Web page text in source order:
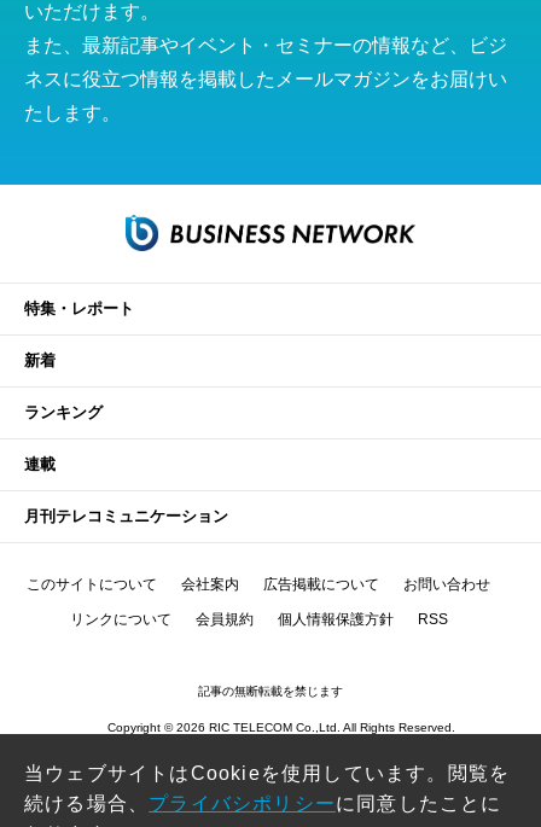
いただけます。
また、最新記事やイベント・セミナーの情報など、ビジ
ネスに役立つ情報を掲載したメールマガジンをお届けい
たします。
特集・レポート
新着
ランキング
連載
月刊テレコミュニケーション
このサイトについて 会社案内 広告掲載について お問い合わせ
リンクについて 会員規約 個人情報保護方針 RSS
記事の無断転載を禁じます
Copyright © 2026 RIC TELECOM Co.,Ltd. All Rights Reserved.
当ウェブサイトはCookieを使用しています。閲覧を
続ける場合、 プライバシポリシーに同意したことに